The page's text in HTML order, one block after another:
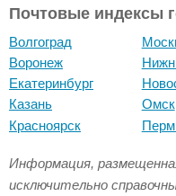
Почтовые индексы
Волгоград
Воронеж
Екатеринбург
Казань
Красноярск
Омск
Информация,
исключительно